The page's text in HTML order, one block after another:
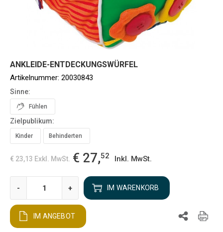
ANKLEIDE-ENTDECKUNGSWÜRFEL
Artikelnummer: 20030843
Sinne:
Fühlen
Zielpublikum:
Kinder Behinderten
€ 23,13 Exkl. MwSt. € 27,52 Inkl. MwSt.
- + IM WARENKORB
IM ANGEBOT